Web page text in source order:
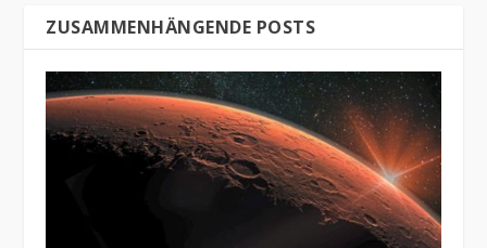
ZUSAMMENHÄNGENDE POSTS